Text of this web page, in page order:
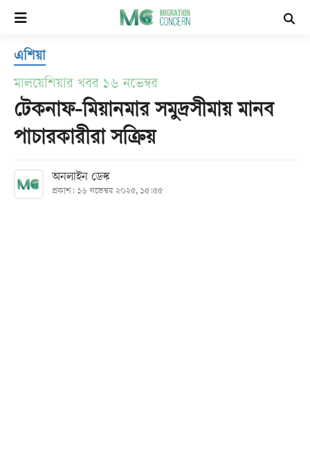
হোম
সর্বশেষ
সব
এশিয়া
মালয়েশিয়ার খবর ১৬ নভেম্বর
টেকনাফ-মিয়ানমার সমুদ্রসীমায় মানব
পাচারকারীরা সক্রিয়
অনলাইন ডেস্ক
প্রকাশ: ১৬ নভেম্বর ২০২৫, ১৫:৫৫